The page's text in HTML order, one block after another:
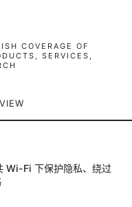
COVERAGE OF
SERVICES,
Wi-Fi 下保护隐私、绕过